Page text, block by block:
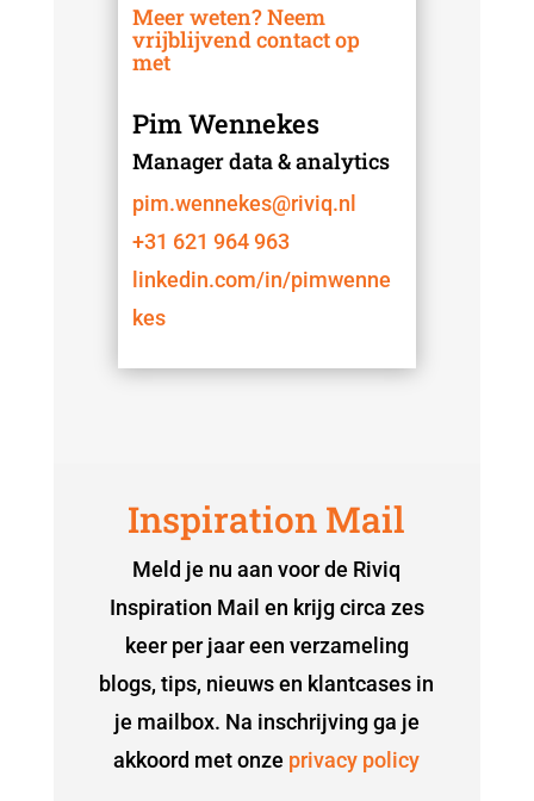
Meer weten? Neem
vrijblijvend contact op
met
Pim Wennekes
Manager data & analytics
pim.wennekes@riviq.nl
+31 621 964 963
linkedin.com/in/pimwenne
kes
Inspiration Mail
Meld je nu aan voor de Riviq
Inspiration Mail en krijg circa zes
keer per jaar een verzameling
blogs, tips, nieuws en klantcases in
je mailbox. Na inschrijving ga je
akkoord met onze privacy policy